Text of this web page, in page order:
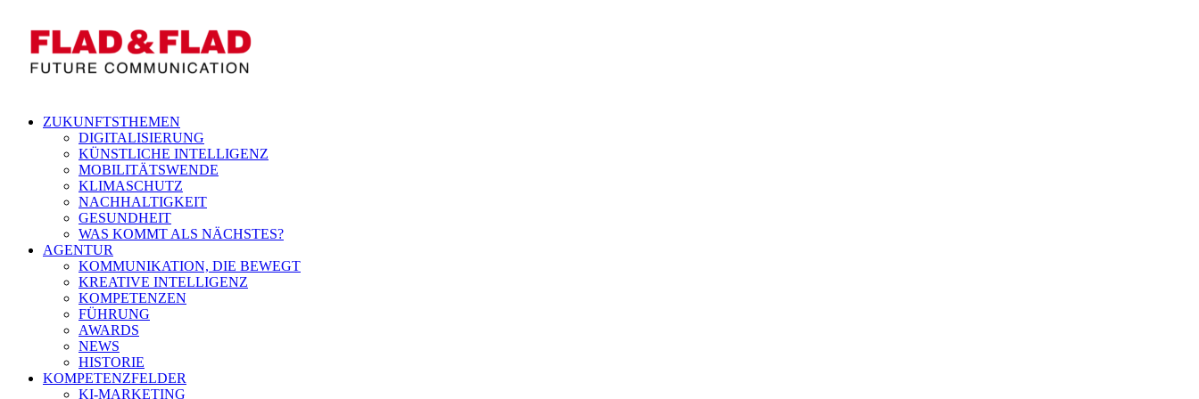
ZUKUNFTSTHEMEN
DIGITALISIERUNG
KÜNSTLICHE INTELLIGENZ
MOBILITÄTSWENDE
KLIMASCHUTZ
NACHHALTIGKEIT
GESUNDHEIT
WAS KOMMT ALS NÄCHSTES?
AGENTUR
KOMMUNIKATION, DIE BEWEGT
KREATIVE INTELLIGENZ
KOMPETENZEN
FÜHRUNG
AWARDS
NEWS
HISTORIE
KOMPETENZFELDER
KI-MARKETING